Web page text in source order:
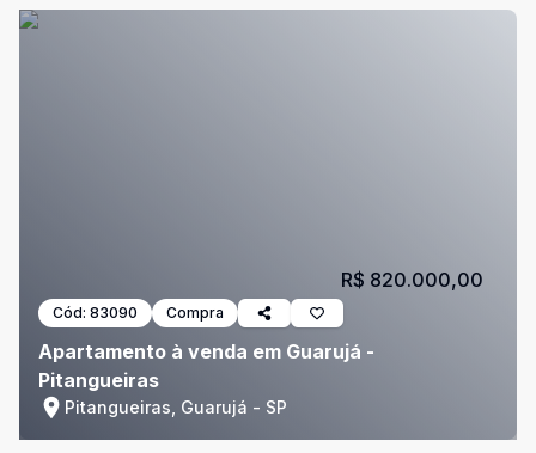
Cód: 83090 Compra
Apartamento à venda em Guarujá -
Pitangueiras
Pitangueiras, Guarujá - SP
R$ 820.000,00